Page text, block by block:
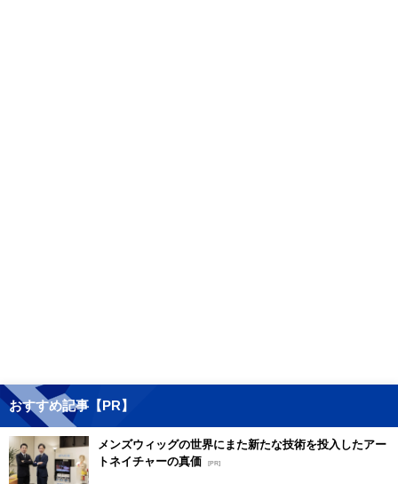
おすすめ記事【PR】
メンズウィッグの世界にまた新たな技術を投入したアー
トネイチャーの真価 [PR]